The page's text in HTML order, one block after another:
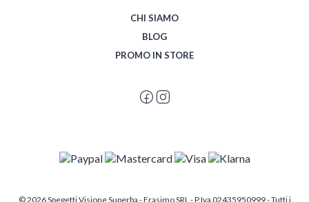
CHI SIAMO
BLOG
PROMO IN STORE
© 2026 Spegetti Visione Superba - Frasimo SRL - P.Iva 02435950999 - Tutti i